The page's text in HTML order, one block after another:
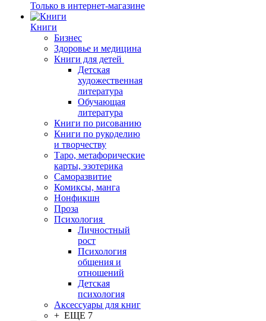
Только в интернет-магазине
Книги
Бизнес
Здоровье и медицина
Книги для детей
Детская
художественная
литература
Обучающая
литература
Книги по рисованию
Книги по рукоделию
и творчеству
Таро, метафорические
карты, эзотерика
Саморазвитие
Комиксы, манга
Нонфикшн
Проза
Психология
Личностный
рост
Психология
общения и
отношений
Детская
психология
Аксессуары для книг
+ ЕЩЕ 7